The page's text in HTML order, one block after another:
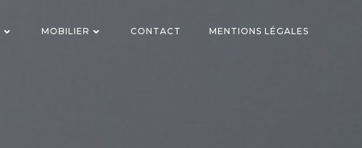
MOBILIER CONTACT MENTIONS LÉGALES